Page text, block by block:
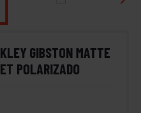
GIBSTON MATTE
POLARIZADO